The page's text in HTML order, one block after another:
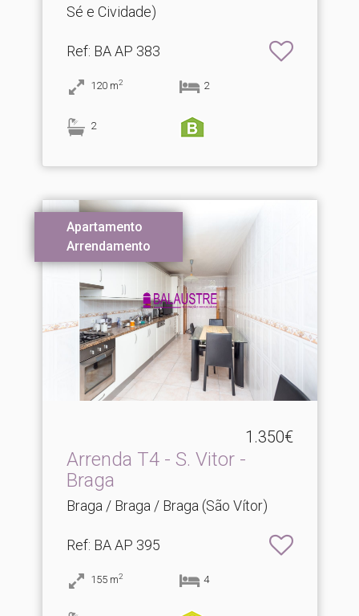
Sé e Cividade)
Ref: BA AP 383
120 m2 2
2
Apartamento
Arrendamento
1.350€
Arrenda T4 - S.​ Vitor -
Braga
Braga / Braga / Braga (São Vítor)
Ref: BA AP 395
155 m2 4